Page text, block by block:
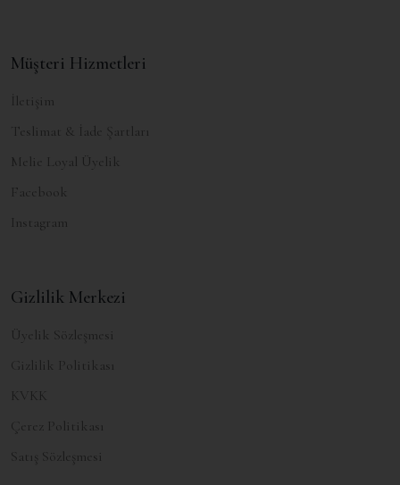
Müşteri Hizmetleri
İletişim
Teslimat & İade Şartları
Melie Loyal Üyelik
Facebook
Instagram
Gizlilik Merkezi
Üyelik Sözleşmesi
Gizlilik Politikası
KVKK
Çerez Politikası
Satış Sözleşmesi